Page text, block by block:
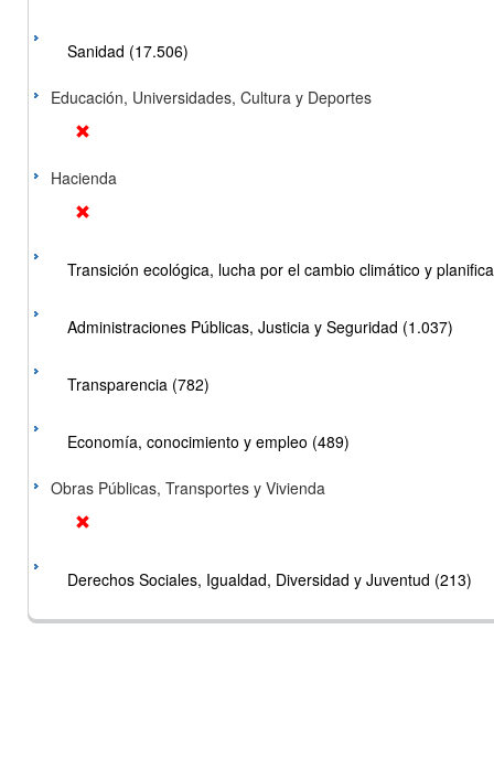
Sanidad (17.506)
Educación, Universidades, Cultura y Deportes
Hacienda
Transición ecológica, lucha por el cambio climático y
Administraciones Públicas, Justicia y Seguridad (1.037)
Transparencia (782)
Economía, conocimiento y empleo (489)
Obras Públicas, Transportes y Vivienda
Derechos Sociales, Igualdad, Diversidad y Juventud (213)